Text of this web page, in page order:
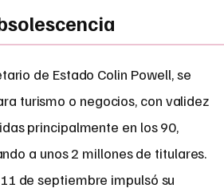
de Estado Colin Powell, se
turismo o negocios, con validez
principalmente en los 90,
a unos 2 millones de titulares.
de septiembre impulsó su